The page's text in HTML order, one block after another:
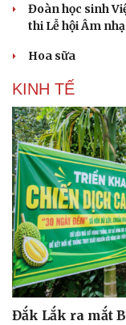
Du lịch
Tư vấn
Săn Tour
check-in
Đoàn học sinh
thi Lễ hội Âm
Hoa sữa
KINH TẾ
Đắk Lắk ra mắt